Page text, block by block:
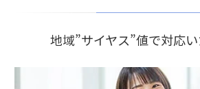
説！芝生・土・根・…
地域”サイヤス”値で対応い